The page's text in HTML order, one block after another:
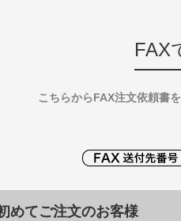
FAX
こちらからFAX注文依頼書
めてご注文のお客様